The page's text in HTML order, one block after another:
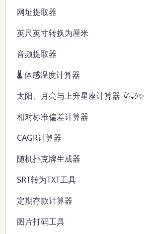
网址提取器
英尺英寸转换为厘米
音频提取器
🌡️ 体感温度计算器
太阳、月亮与上升星座计算器 🌞🌙✨
相对标准偏差计算器
CAGR计算器
随机扑克牌生成器
SRT转为TXT工具
定期存款计算器
图片打码工具